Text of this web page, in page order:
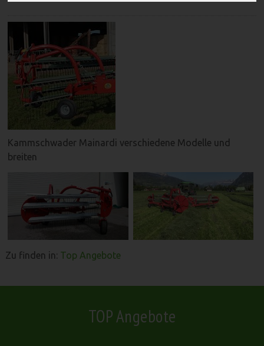
Kammschwader Mainardi verschiedene Modelle und
breiten
Zu finden in: Top Angebote
TOP Angebote